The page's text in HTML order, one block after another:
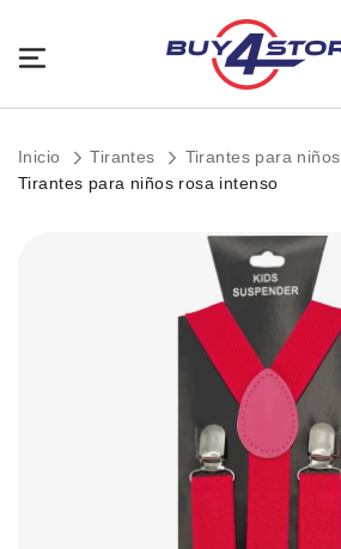
Inicio Tirantes
Tirantes para niños
Tirantes para niños rosa intenso